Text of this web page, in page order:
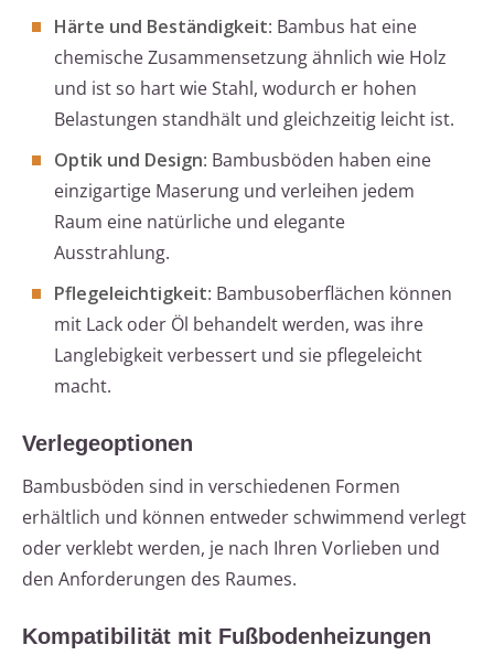
Härte und Beständigkeit: Bambus hat eine
chemische Zusammensetzung ähnlich wie Holz
und ist so hart wie Stahl, wodurch er hohen
Belastungen standhält und gleichzeitig leicht ist.
Optik und Design: Bambusböden haben eine
einzigartige Maserung und verleihen jedem
Raum eine natürliche und elegante
Ausstrahlung.
Pflegeleichtigkeit: Bambusoberflächen können
mit Lack oder Öl behandelt werden, was ihre
Langlebigkeit verbessert und sie pflegeleicht
macht.
Verlegeoptionen
Bambusböden sind in verschiedenen Formen
erhältlich und können entweder schwimmend verlegt
oder verklebt werden, je nach Ihren Vorlieben und
den Anforderungen des Raumes.
Kompatibilität mit Fußbodenheizungen